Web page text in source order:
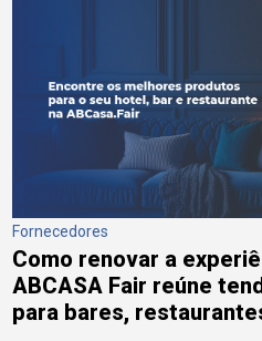
Fornecedores
Como renovar a
ABCASA Fair reúne
para bares,